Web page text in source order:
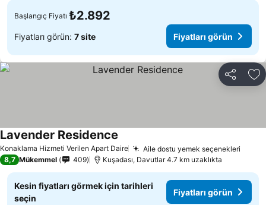
Başlangıç Fiyatı ₺2.892
Fiyatları görün: 7 site Fiyatları görün
Paylaş
Konaklama Hizmeti Verilen Apart Daire Aile dostu yemek seçenekleri
Lavender Residence
8,7 Mükemmel 409 Kuşadası, Davutlar 4.7 km uzaklıkta
Kesin fiyatları görmek için tarihleri
seçin
Fiyatları görün